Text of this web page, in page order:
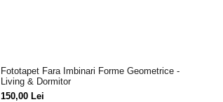
Fototapet Fara Imbinari Forme Geometrice -
Living & Dormitor
150,00 Lei